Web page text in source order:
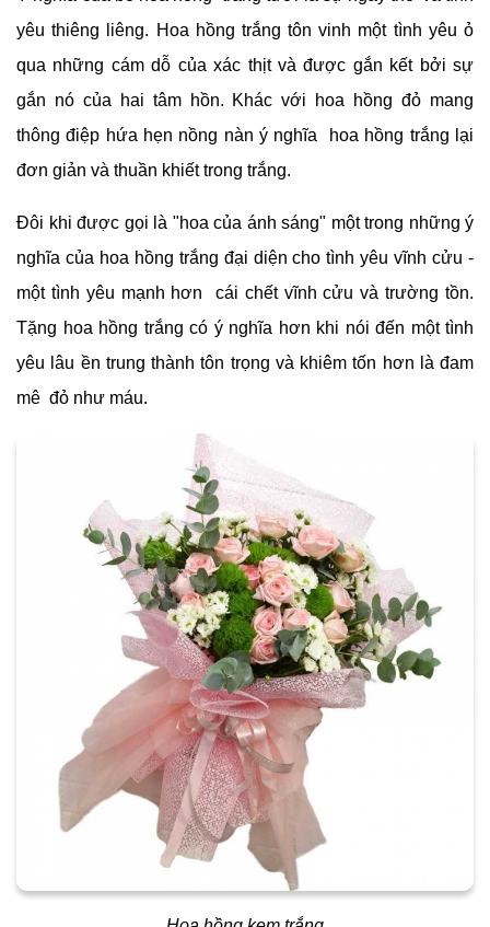
yêu thiêng liêng. Hoa hồng trắng tôn vinh một tình yêu ỏ
qua những cám dỗ của xác thịt và được gắn kết bởi sự
gắn nó của hai tâm hồn. Khác với hoa hồng đỏ mang
thông điệp hứa hẹn nồng nàn ý nghĩa hoa hồng trắng lại
đơn giản và thuần khiết trong trắng.
Đôi khi được gọi là "hoa của ánh sáng" một trong những ý
nghĩa của hoa hồng trắng đại diện cho tình yêu vĩnh cửu -
một tình yêu mạnh hơn cái chết vĩnh cửu và trường tồn.
Tặng hoa hồng trắng có ý nghĩa hơn khi nói đến một tình
yêu lâu ền trung thành tôn trọng và khiêm tốn hơn là đam
mê đỏ như máu.